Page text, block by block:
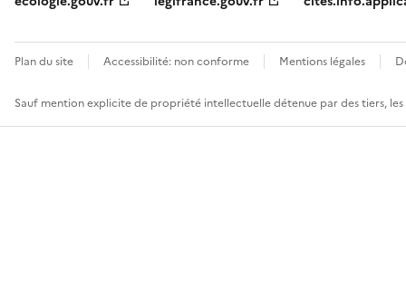
Plan du site Accessibilité: non conforme Mentions légales
Sauf mention explicite de propriété intellectuelle détenue par des tiers,